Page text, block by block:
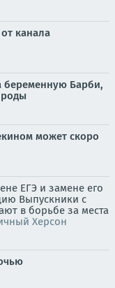
канала
беременную Барби,
может скоро
ЕГЭ и замене его
Выпускники с
в борьбе за места
Херсон